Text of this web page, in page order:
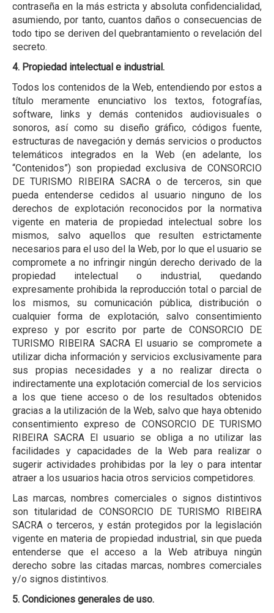
contraseña en la más estricta y absoluta confidencialidad,
asumiendo, por tanto, cuantos daños o consecuencias de
todo tipo se deriven del quebrantamiento o revelación del
secreto.
4. Propiedad intelectual e industrial.
Todos los contenidos de la Web, entendiendo por estos a
título meramente enunciativo los textos, fotografías,
software, links y demás contenidos audiovisuales o
sonoros, así como su diseño gráfico, códigos fuente,
estructuras de navegación y demás servicios o productos
telemáticos integrados en la Web (en adelante, los
“Contenidos”) son propiedad exclusiva de CONSORCIO
DE TURISMO RIBEIRA SACRA o de terceros, sin que
pueda entenderse cedidos al usuario ninguno de los
derechos de explotación reconocidos por la normativa
vigente en materia de propiedad intelectual sobre los
mismos, salvo aquellos que resulten estrictamente
necesarios para el uso del la Web, por lo que el usuario se
compromete a no infringir ningún derecho derivado de la
propiedad intelectual o industrial, quedando
expresamente prohibida la reproducción total o parcial de
los mismos, su comunicación pública, distribución o
cualquier forma de explotación, salvo consentimiento
expreso y por escrito por parte de CONSORCIO DE
TURISMO RIBEIRA SACRA El usuario se compromete a
utilizar dicha información y servicios exclusivamente para
sus propias necesidades y a no realizar directa o
indirectamente una explotación comercial de los servicios
a los que tiene acceso o de los resultados obtenidos
gracias a la utilización de la Web, salvo que haya obtenido
consentimiento expreso de CONSORCIO DE TURISMO
RIBEIRA SACRA El usuario se obliga a no utilizar las
facilidades y capacidades de la Web para realizar o
sugerir actividades prohibidas por la ley o para intentar
atraer a los usuarios hacia otros servicios competidores.
Las marcas, nombres comerciales o signos distintivos
son titularidad de CONSORCIO DE TURISMO RIBEIRA
SACRA o terceros, y están protegidos por la legislación
vigente en materia de propiedad industrial, sin que pueda
entenderse que el acceso a la Web atribuya ningún
derecho sobre las citadas marcas, nombres comerciales
y/o signos distintivos.
5. Condiciones generales de uso.